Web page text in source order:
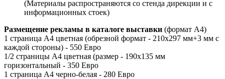
(Материалы распространяются со стенда дирекции и с
информационных стоек)
Размещение рекламы в каталоге выставки (формат А4)
1 страница А4 цветная (обрезной формат - 210х297 мм+3 мм с
каждой стороны) - 550 Евро
1/2 страницы А4 цветная (размер - 190х135 мм
горизонтальный - 350 Евро
1 страница А4 черно-белая - 280 Евро